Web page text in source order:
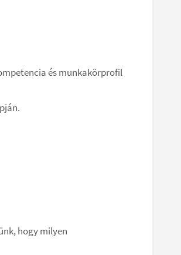
és munkakörprofil
hogy milyen